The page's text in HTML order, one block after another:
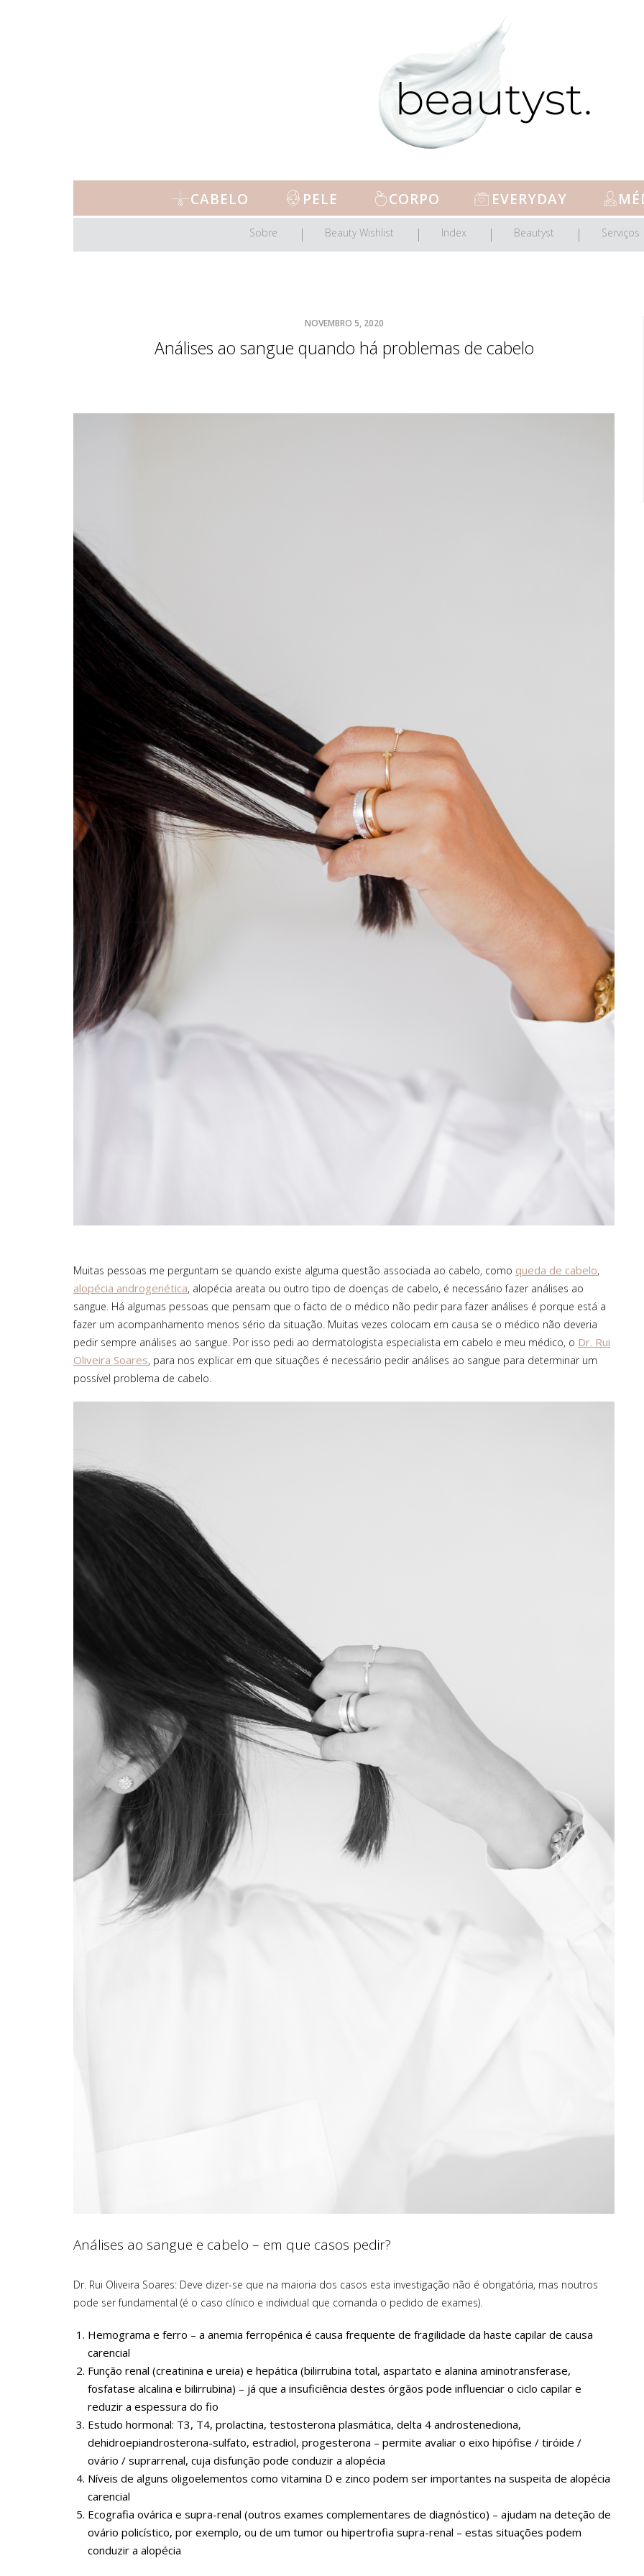
CABELO PELE CORPO EVERYDAY
Sobre Beauty Wishlist Index Beautyst Serviços
NOVEMBRO 5, 2020
Análises ao sangue quando há problemas de cabelo
Muitas pessoas me perguntam se quando existe alguma questão associada ao cabelo, como queda de cabelo,
alopécia androgenética, alopécia areata ou outro tipo de doenças de cabelo, é necessário fazer análises ao
sangue. Há algumas pessoas que pensam que o facto de o médico não pedir para fazer análises é porque está a
fazer um acompanhamento menos sério da situação. Muitas vezes colocam em causa se o médico não deveria
pedir sempre análises ao sangue. Por isso pedi ao dermatologista especialista em cabelo e meu médico, o Dr. Rui
Oliveira Soares, para nos explicar em que situações é necessário pedir análises ao sangue para determinar um
possível problema de cabelo.
Análises ao sangue e cabelo – em que casos pedir?
Dr. Rui Oliveira Soares: Deve dizer-se que na maioria dos casos esta investigação não é obrigatória, mas noutros
pode ser fundamental (é o caso clínico e individual que comanda o pedido de exames).
Hemograma e ferro – a anemia ferropénica é causa frequente de fragilidade da haste capilar de causa
carencial
Função renal (creatinina e ureia) e hepática (bilirrubina total, aspartato e alanina aminotransferase,
fosfatase alcalina e bilirrubina) – já que a insuficiência destes órgãos pode influenciar o ciclo capilar e
reduzir a espessura do fio
Estudo hormonal: T3, T4, prolactina, testosterona plasmática, delta 4 androstenediona,
dehidroepiandrosterona-sulfato, estradiol, progesterona – permite avaliar o eixo hipófise / tiróide /
ovário / suprarrenal, cuja disfunção pode conduzir a alopécia
Níveis de alguns oligoelementos como vitamina D e zinco podem ser importantes na suspeita de alopécia
carencial
Ecografia ovárica e supra-renal (outros exames complementares de diagnóstico) – ajudam na deteção de
ovário policístico, por exemplo, ou de um tumor ou hipertrofia supra-renal – estas situações podem
conduzir a alopécia
The One That’s a Serum - Hello
Sunday
Um protetor solar SPF50 com uma
textura de sérum, super leve, com uma
absorção instantânea e que deixa a pele
suuuper hidratada! Sérum ou protetor
solar? É um 2 em 1! A sua textura é leve
e hidratante. O The One That’s a Serum
foi concebido para proteger a pele dos
raios UVA, UVB, infravermelhos, poluição
e da luz azul. Enriquecido com ácido
hialurónico, carnosina e vitamina C para
manter a pele protegida e hidratada.
Fórmula sem perfume e zero pegajosa, é
um verdadeiro híbrido entre cuidado e
proteção.
26 €
Encontras aqui
Gel Corporal Brilhante J’Adore Les
Adorables - Dior
Geleia de ouro J'adore Les Adorables,
composta por nácares cintilantes e
partículas de ouro de 24 quilates, faz a
pele brilhar! Com cera de jasmim e
extrato de algodão, a textura fresca e
ultrassensorial do gel funde-se na pele,
intensificando o aroma fresco e floral de
J'adore durante todo o dia. Pode ser
usado em conjunto (ou não) com o
esfoliante cintilante e o creme de corpo
Um cuidado espetacular para a pele
seca a muito seca que procura um
creme que transforma a textura da pele.
Com uma textura rica e elegante e uma
elevada concentração de ingredientes
nutritivos (manteiga de cacau, beta-
caroteno – que ajuda a prolongar o tom
bronzeado da pele – e esqualano). Com
toque nutritivo, deixa a pele
maravilhosamente hidratada e uma
suavidade na pele incomparável (e
aquele brilho reluzente a hidratação).
Sem perfume. Há várias apresentações
incluindo recarga com 1 l.
Desde 13 €
Encontras aqui